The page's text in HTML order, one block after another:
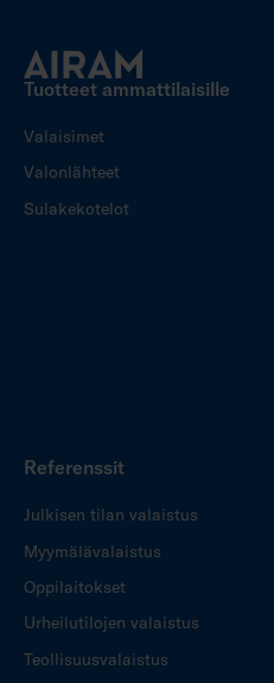
Tuotteet ammattilaisille
Valaisimet
Valonlähteet
Sulakekotelot
Referenssit
Julkisen tilan valaistus
Myymälävalaistus
Oppilaitokset
Urheilutilojen valaistus
Teollisuusvalaistus